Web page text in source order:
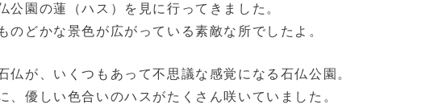
公園の蓮（ハス）を見に行ってきました。
のどかな景色が広がっている素敵な所でしたよ。
仏が、いくつもあって不思議な感覚になる石仏公園。
、優しい色合いのハスがたくさん咲いていました。